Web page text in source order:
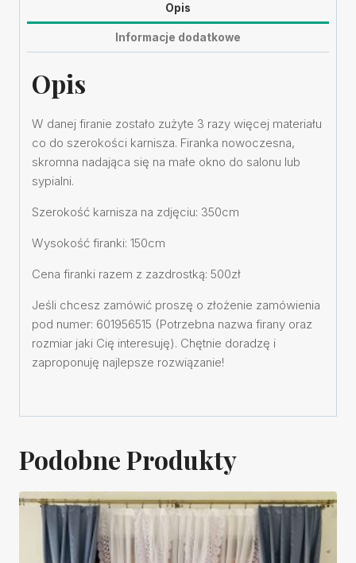
Opis
Informacje dodatkowe
Opis
W danej firanie zostało zużyte 3 razy więcej materiału
co do szerokości karnisza. Firanka nowoczesna,
skromna nadająca się na małe okno do salonu lub
sypialni.
Szerokość karnisza na zdjęciu: 350cm
Wysokość firanki: 150cm
Cena firanki razem z zazdrostką: 500zł
Jeśli chcesz zamówić proszę o złożenie zamówienia
pod numer: 601956515 (Potrzebna nazwa firany oraz
rozmiar jaki Cię interesuję). Chętnie doradzę i
zaproponuję najlepsze rozwiązanie!
Podobne Produkty